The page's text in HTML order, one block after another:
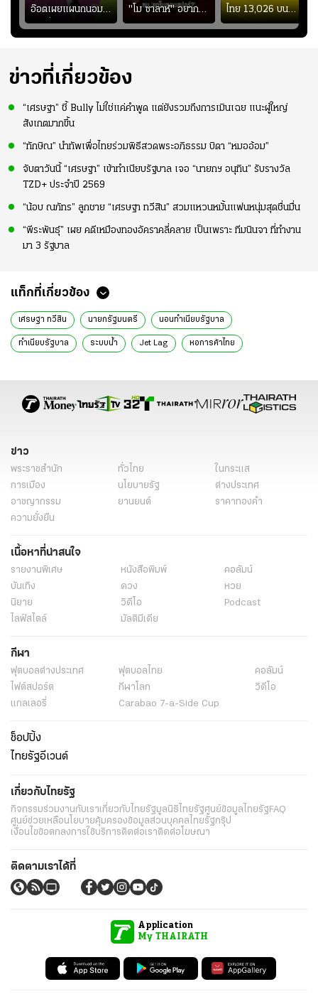
อ๊อตเผยแผนถนอม
“บุ๋มบิ๋ม” เพื่อรักษา
ร่างกายให้พร้อมที่สุด
"โม ซาลาห์" อยาก
ย้ายซบ "แทร็บซอนส
ปอร์"
ไทย 13,026 บน
สกอร์บอร์ดแล้วแอบ
ใจหาย น้อยกว่านัดที่
ข่าวที่เกี่ยวข้อง
“เศรษฐา” ชี้ Bully ไม่ใช่แค่คำพูด แต่ยังรวมถึงการเมินเฉย แนะผู้ใหญ่
สังเกตมากขึ้น
“ทักษิณ” นำทัพเพื่อไทยร่วมพิธีสวดพระอภิธรรม บิดา “หมออ้อม”
จับตาวันนี้ “เศรษฐา” เข้าทำเนียบรัฐบาล เจอ “นายกฯ อนุทิน” รับรางวัล
TZD+ ประจำปี 2569
“น้อบ ณภัทร” ลูกชาย “เศรษฐา ทวีสิน” สวมแหวนหมั้นแฟนหนุ่มสุดชื่นมื่น
“พีระพันธุ์” เผย คดีเหมืองทองอัคราคลี่คลาย เป็นเพราะ ทีมนินจา ที่ทำงาน
มา 3 รัฐบาล
แท็กที่เกี่ยวข้อง
เศรษฐา ทวีสิน นายกรัฐมนตรี นอนทำเนียบรัฐบาล
ทำเนียบรัฐบาล ระบบน้ำ Jet Lag หอการค้าไทย
ข่าว
พระราชสำนัก ทั่วไทย
ในกระแส
การเมือง
นโยบายรัฐ
ต่างประเทศ
อาชญากรรม
ยานยนต์
ราคาทองคำ
ความยั่งยืน
เนื้อหาที่น่าสนใจ
รายงานพิเศษ หนังสือพิมพ์
คอลัมน์
บันเทิง
ดวง
หวย
นิยาย
วิดีโอ
Podcast
ไลฟ์สไตล์
มัลติมีเดีย
กีฬา
ฟุตบอลต่่างประเทศ ฟุตบอลไทย
คอลัมน์
ไฟต์สปอร์ต
กีฬาโลก
วิดีโอ
แกลเลอรี่
Carabao 7-a-Side Cup
ช็อปปิ้ง
ไทยรัฐอีเวนต์
เกี่ยวกับไทยรัฐ
กิจกรรมร่วมงานกับเราเกี่ยวกับไทยรัฐมูลนิธิไทยรัฐศูนย์ข้อมูลไทยรัฐFAQ
ศูนย์ช่วยเหลือนโยบายคุ้มครองข้อมูลส่วนบุคคลไทยรัฐกรุ๊ป
เงื่อนไขข้อตกลงการใช้บริการติดต่อเราติดต่อโฆษณา
ติดตามเราได้ที่
Application
My THAIRATH